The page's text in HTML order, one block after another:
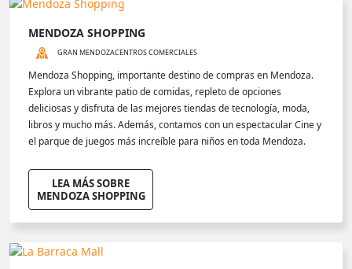
MENDOZA SHOPPING
GRAN MENDOZACENTROS COMERCIALES
Mendoza Shopping, importante destino de compras en Mendoza.
Explora un vibrante patio de comidas, repleto de opciones
deliciosas y disfruta de las mejores tiendas de tecnología, moda,
libros y mucho más. Además, contamos con un espectacular Cine y
el parque de juegos más increíble para niños en toda Mendoza.
LEA MÁS SOBRE
MENDOZA SHOPPING